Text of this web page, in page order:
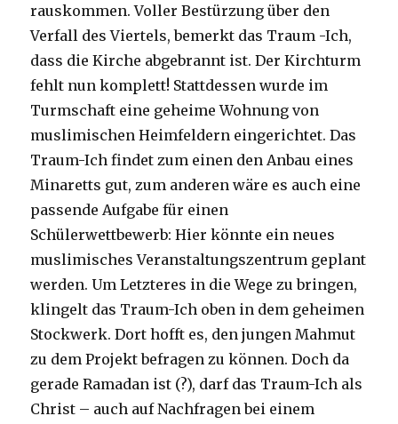
rauskommen. Voller Bestürzung über den
Verfall des Viertels, bemerkt das Traum -Ich,
dass die Kirche abgebrannt ist. Der Kirchturm
fehlt nun komplett! Stattdessen wurde im
Turmschaft eine geheime Wohnung von
muslimischen Heimfeldern eingerichtet. Das
Traum-Ich findet zum einen den Anbau eines
Minaretts gut, zum anderen wäre es auch eine
passende Aufgabe für einen
Schülerwettbewerb: Hier könnte ein neues
muslimisches Veranstaltungszentrum geplant
werden. Um Letzteres in die Wege zu bringen,
klingelt das Traum-Ich oben in dem geheimen
Stockwerk. Dort hofft es, den jungen Mahmut
zu dem Projekt befragen zu können. Doch da
gerade Ramadan ist (?), darf das Traum-Ich als
Christ – auch auf Nachfragen bei einem